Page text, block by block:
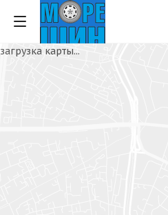
загрузка карты...